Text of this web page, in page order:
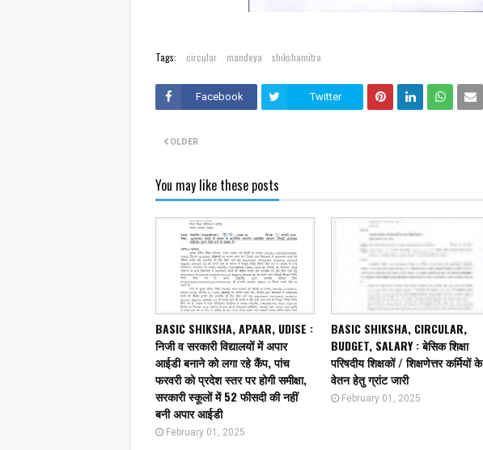
Tags: circular mandeya shikshamitra
Facebook Twitter
OLDER
You may like these posts
BASIC SHIKSHA, APAAR, UDISE :
निजी व सरकारी विद्यालयों में अपार
आईडी बनाने को लगा रहे कैंप, पांच
फरवरी को प्रदेश स्तर पर होगी समीक्षा,
सरकारी स्कूलों में 52 फीसदी की नहीं
बनी अपार आईडी
February 01, 2025
BASIC SHIKSHA, CIRCULAR,
BUDGET, SALARY : बेसिक शिक्षा
परिषदीय शिक्षकों / शिक्षणेत्तर कर्मियों के
वेतन हेतु ग्रांट जारी
February 01, 2025